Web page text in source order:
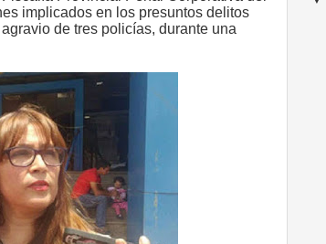
implicados en los presuntos delitos
de tres policías, durante una